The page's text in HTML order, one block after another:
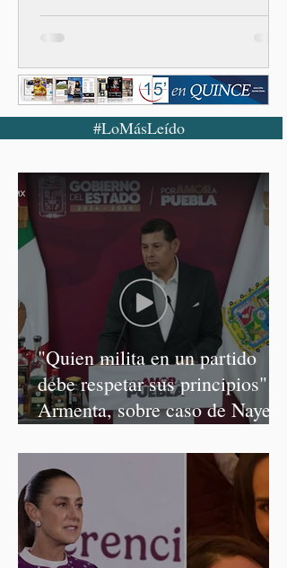
#LoMásLeído
"Quien milita en un partido
debe respetar sus principios":
Armenta, sobre caso de Nayeli